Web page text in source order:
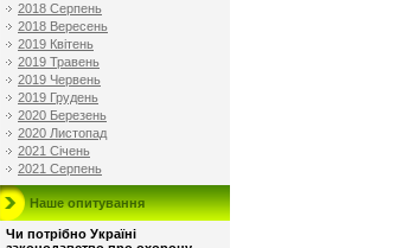
2018 Серпень
2018 Вересень
2019 Квітень
2019 Травень
2019 Червень
2019 Грудень
2020 Березень
2020 Листопад
2021 Січень
2021 Серпень
Наше опитування
Чи потрібно Україні